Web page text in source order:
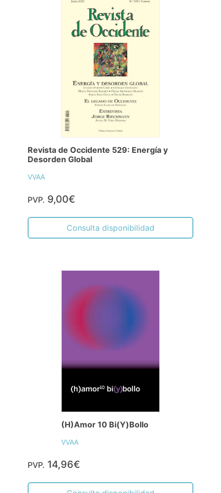
Revista de Occidente 529: Energía y
Desorden Global
VVAA
PVP. 9,00€
Consulta disponibilidad
(H)Amor 10 Bi(Y)Bollo
VVAA
PVP. 14,96€